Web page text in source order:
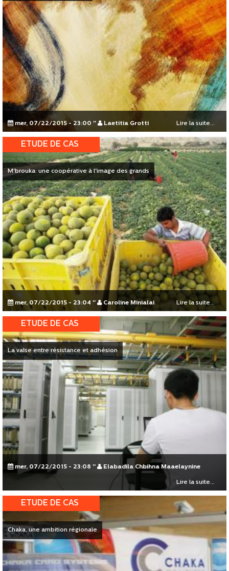
mer, 07/22/2015 - 23:00 " Laetitia Grotti Lire la suite...
M'brouka: une coopérative à l'image des grands
ETUDE DE CAS
mer, 07/22/2015 - 23:04 " Caroline Minialai Lire la suite...
La valse entre résistance et adhésion
ETUDE DE CAS
mer, 07/22/2015 - 23:08 " Elabadila Chbihna Maaelaynine
Lire la suite...
Chaka, une ambition régionale
ETUDE DE CAS